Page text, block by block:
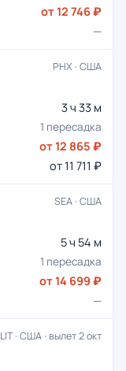
от 12 746 ₽
—
PHX · США
3 ч 33 м
1 пересадка
от 12 865 ₽
от 11 711 ₽
SEA · США
5 ч 54 м
1 пересадка
от 14 699 ₽
—
LIT · США · вылет 2 окт